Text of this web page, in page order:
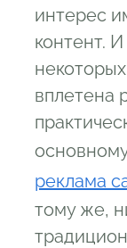
интерес
контент.
вплетена
реклама
тому же,